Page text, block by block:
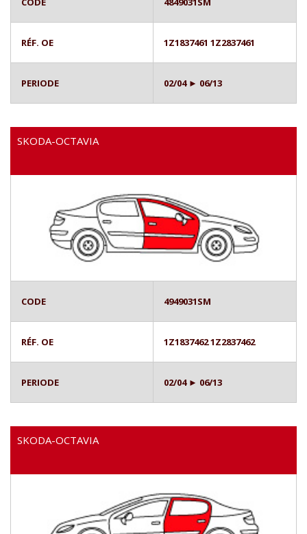
RÉF. OE 1Z1837461 1Z2837461
PERIODE 02/04 ► 06/13
SKODA-OCTAVIA
CODE 4949031SM
RÉF. OE 1Z1837462 1Z2837462
PERIODE 02/04 ► 06/13
SKODA-OCTAVIA